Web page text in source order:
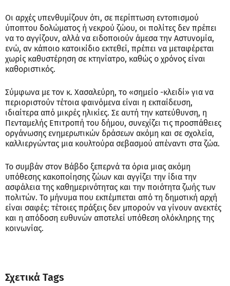
Οι αρχές υπενθυμίζουν ότι, σε περίπτωση εντοπισμού
ύποπτου δολώματος ή νεκρού ζώου, οι πολίτες δεν πρέπει
να το αγγίζουν, αλλά να ειδοποιούν άμεσα την Αστυνομία,
ενώ, αν κάποιο κατοικίδιο εκτεθεί, πρέπει να μεταφέρεται
χωρίς καθυστέρηση σε κτηνίατρο, καθώς ο χρόνος είναι
καθοριστικός.
Σύμφωνα με τον κ. Χασαλεύρη, το «σημείο -κλειδί» για να
περιοριστούν τέτοια φαινόμενα είναι η εκπαίδευση,
ιδιαίτερα από μικρές ηλικίες. Σε αυτή την κατεύθυνση, η
Πενταμελής Επιτροπή του δήμου, συνεχίζει τις προσπάθειες
οργάνωσης ενημερωτικών δράσεων ακόμη και σε σχολεία,
καλλιεργώντας μια κουλτούρα σεβασμού απέναντι στα ζώα.
Το συμβάν στον Βάβδο ξεπερνά τα όρια μιας ακόμη
υπόθεσης κακοποίησης ζώων και αγγίζει την ίδια την
ασφάλεια της καθημερινότητας και την ποιότητα ζωής των
πολιτών. Το μήνυμα που εκπέμπεται από τη δημοτική αρχή
είναι σαφές: τέτοιες πράξεις δεν μπορούν να γίνουν ανεκτές
και η απόδοση ευθυνών αποτελεί υπόθεση ολόκληρης της
κοινωνίας.
Σχετικά Tags